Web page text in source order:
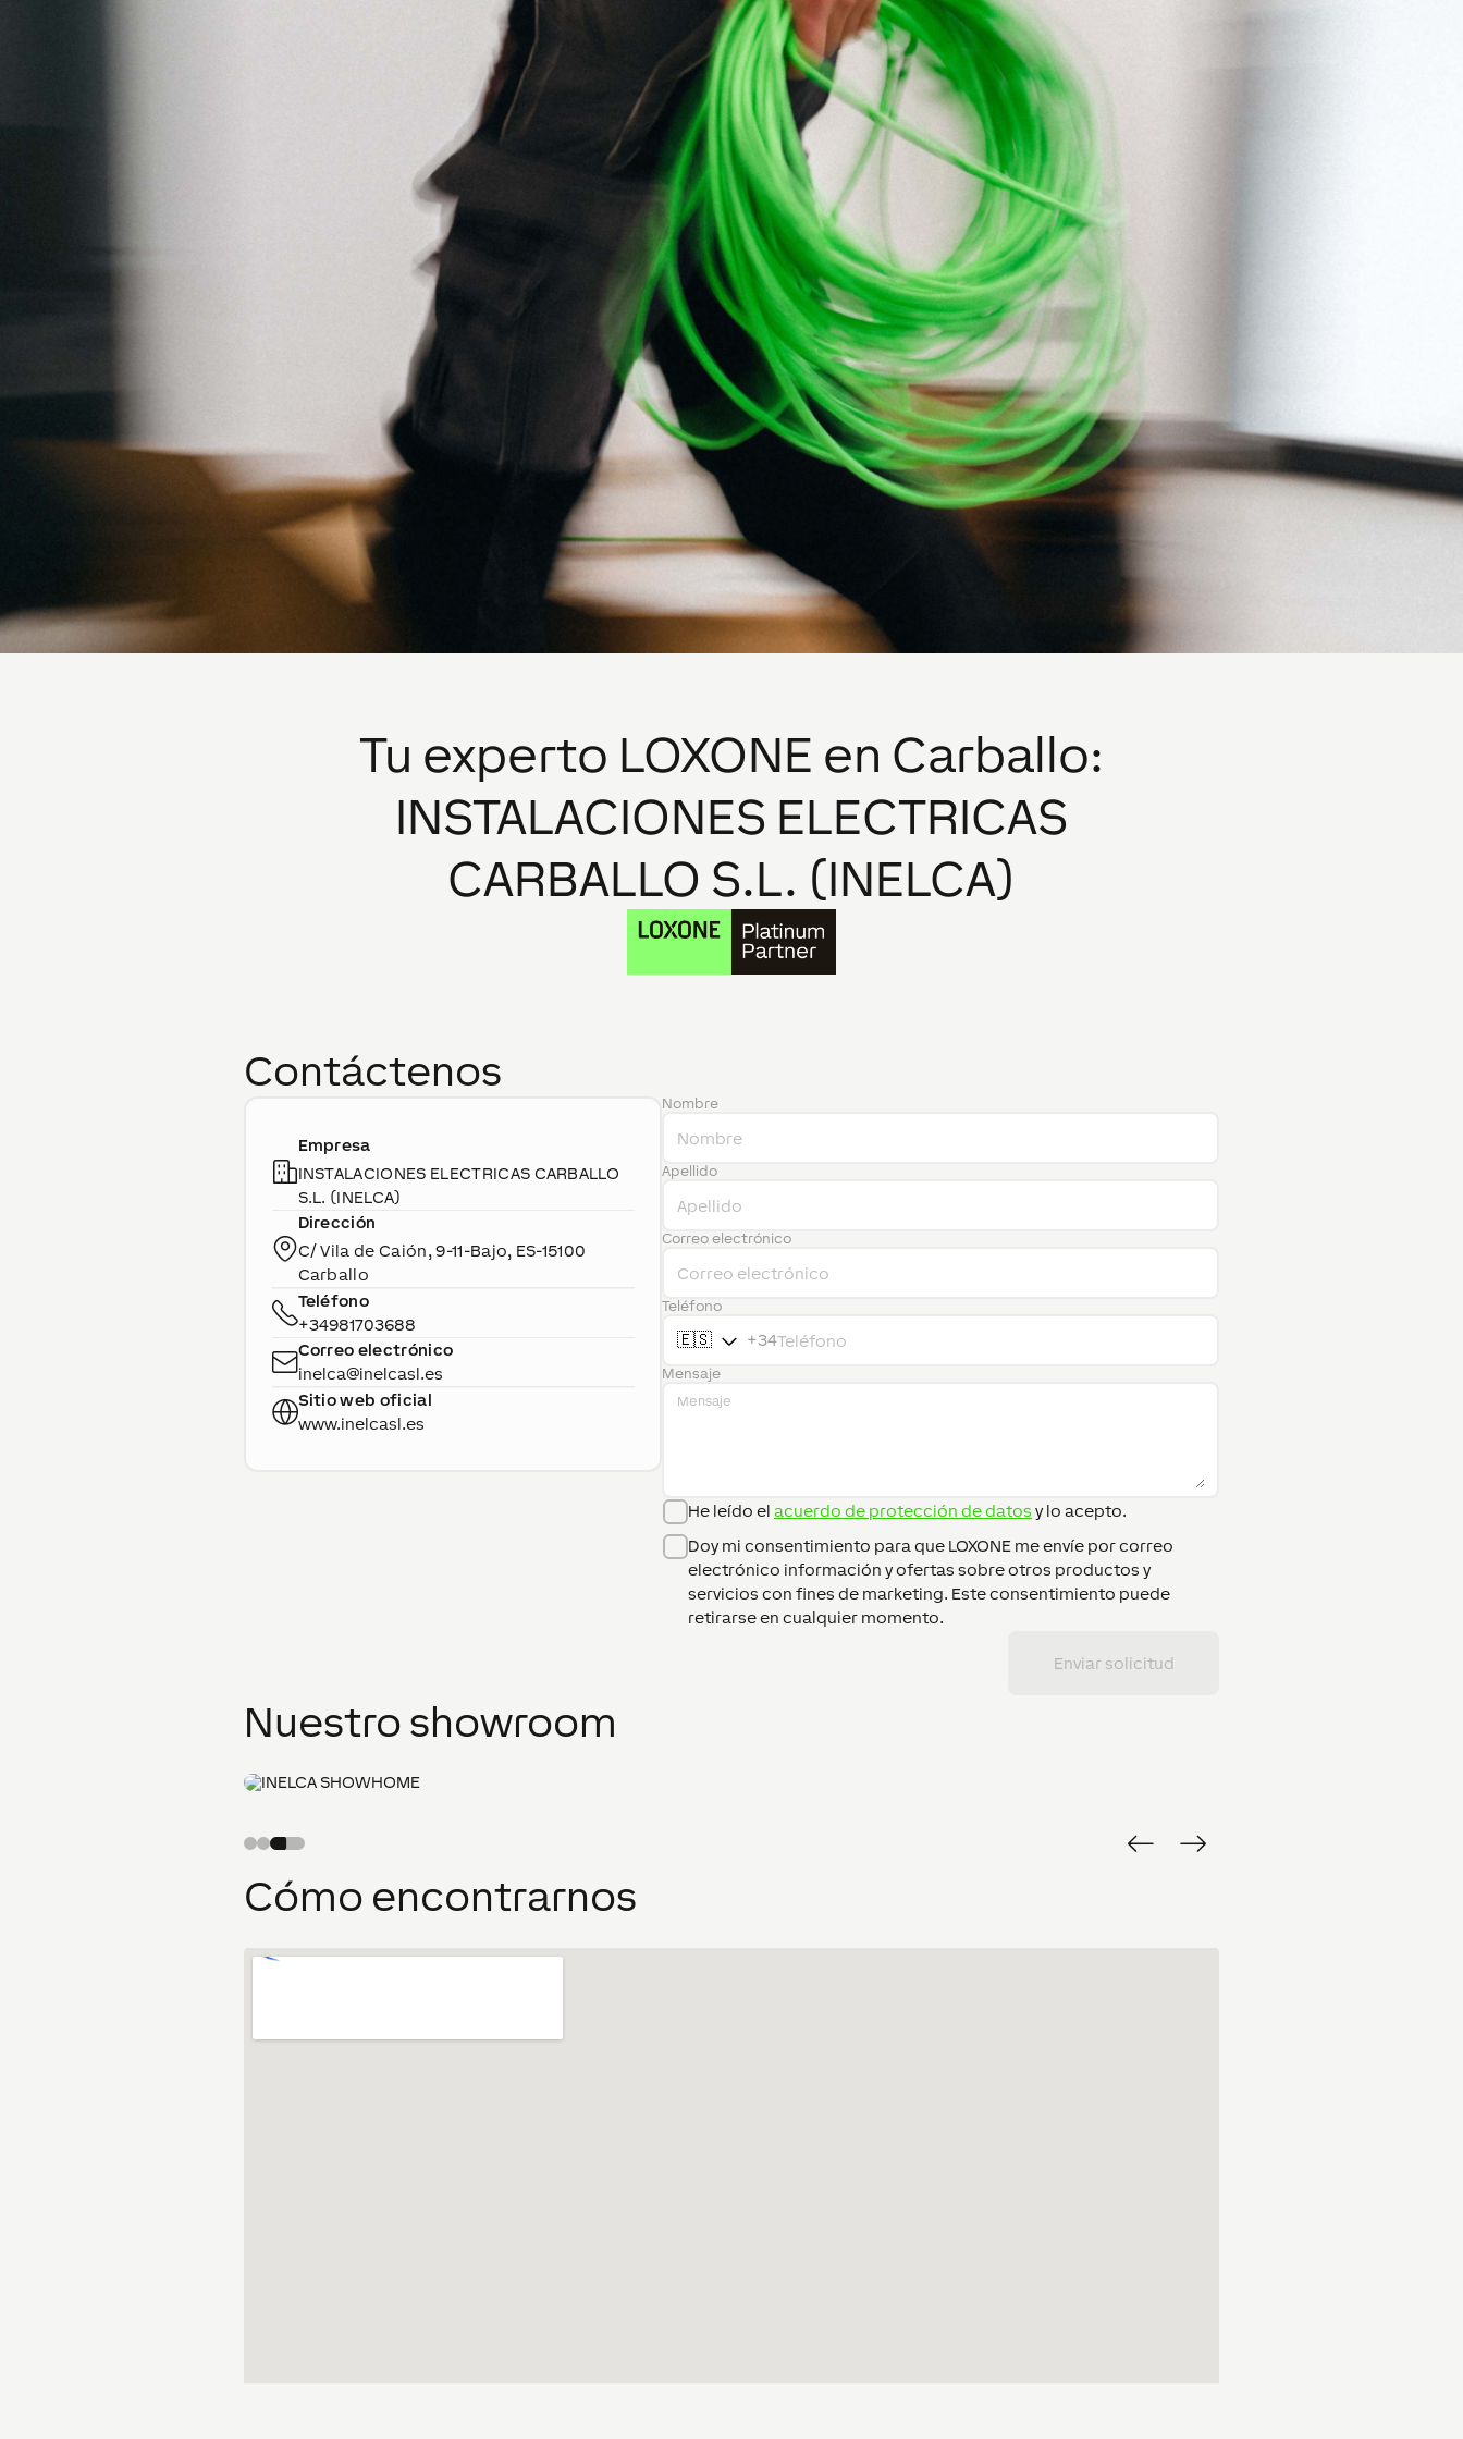
Tu experto LOXONE en Carballo:
INSTALACIONES ELECTRICAS
CARBALLO S.L. (INELCA)
Contáctenos
Empresa
INSTALACIONES ELECTRICAS CARBALLO
S.L. (INELCA)
Dirección
C/ Vila de Caión, 9-11-Bajo, ES-15100
Carballo
Teléfono
+34981703688
Correo electrónico
inelca@inelcasl.es
Sitio web oficial
www.inelcasl.es
Nombre
Apellido
Correo electrónico
Teléfono
🇪🇸 +34
Mensaje
He leído el acuerdo de protección de datos y lo acepto.
Doy mi consentimiento para que LOXONE me envíe por correo
electrónico información y ofertas sobre otros productos y
servicios con fines de marketing. Este consentimiento puede
retirarse en cualquier momento.
Enviar solicitud
Nuestro showroom
Cómo encontrarnos